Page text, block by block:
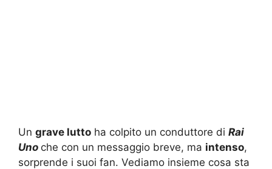
Un grave lutto ha colpito un conduttore di Rai
Uno che con un messaggio breve, ma intenso,
sorprende i suoi fan. Vediamo insieme cosa sta